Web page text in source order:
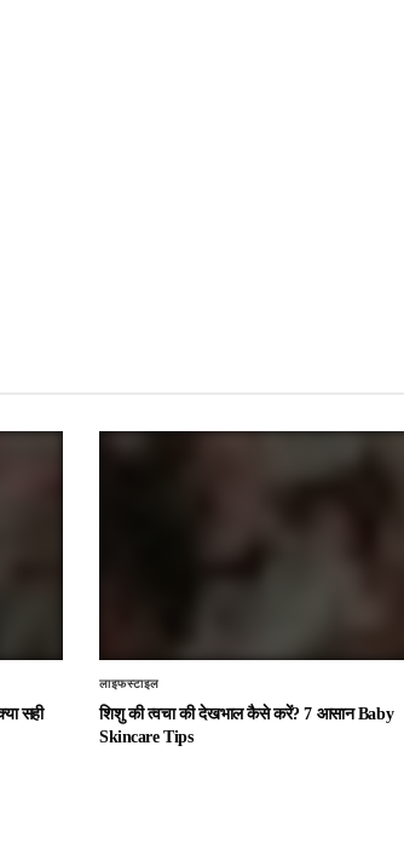
सही
लाइफस्टाइल
शिशु की त्वचा की देखभाल कैसे करें? 7 आसान Baby
Skincare Tips